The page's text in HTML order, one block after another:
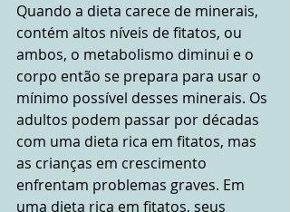
Quando a dieta carece de minerais,
contém altos níveis de fitatos, ou
ambos, o metabolismo diminui e o
corpo então se prepara para usar o
mínimo possível desses minerais. Os
adultos podem passar por décadas
com uma dieta rica em fitatos, mas
as crianças em crescimento
enfrentam problemas graves. Em
uma dieta rica em fitatos, seus